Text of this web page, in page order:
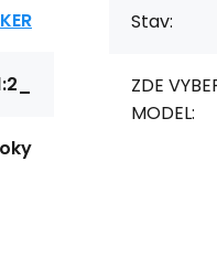
Stav:
ZDE
MODEL: